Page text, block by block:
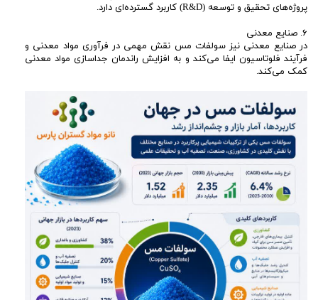
پروژه‌های تحقیق و توسعه (R&D) کاربرد گسترده‌ای دارد.
۶. صنایع معدنی
در صنایع معدنی نیز سولفات مس نقش مهمی در فرآوری مواد معدنی و
فرآیند فلوتاسیون ایفا می‌کند و به افزایش راندمان جداسازی مواد معدنی
کمک می‌کند.